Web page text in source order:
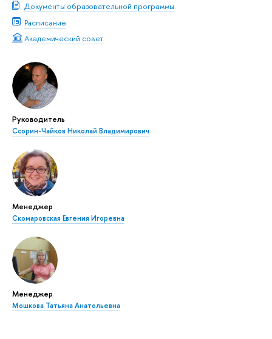
Документы образовательной программы
Расписание
Академический совет
Руководитель
Ссорин-Чайков Николай Владимирович
Менеджер
Скомаровская Евгения Игоревна
Менеджер
Мошкова Татьяна Анатольевна